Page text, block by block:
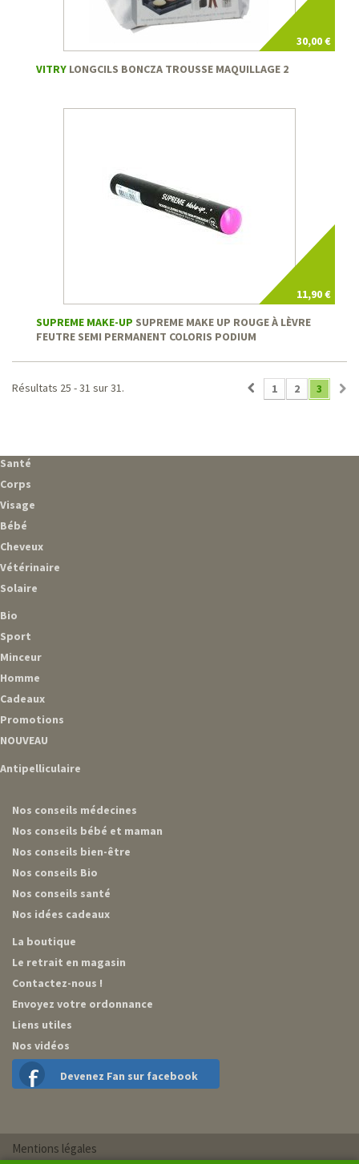
30,00 €
VITRY LONGCILS BONCZA TROUSSE MAQUILLAGE 2
11,90 €
SUPREME MAKE-UP SUPREME MAKE UP ROUGE À LÈVRE
FEUTRE SEMI PERMANENT COLORIS PODIUM
1 2 3
Résultats 25 - 31 sur 31.
Santé
Corps
Visage
Bébé
Cheveux
Vétérinaire
Solaire
Bio
Sport
Minceur
Homme
Cadeaux
Promotions
NOUVEAU
Antipelliculaire
Nos conseils médecines
Nos conseils bébé et maman
Nos conseils bien-être
Nos conseils Bio
Nos conseils santé
Nos idées cadeaux
La boutique
Le retrait en magasin
Contactez-nous !
Envoyez votre ordonnance
Liens utiles
Nos vidéos
Devenez Fan sur facebook
Mentions légales